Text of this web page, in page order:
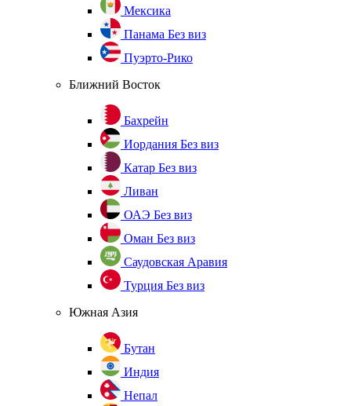
Мексика
Панама Без виз
Пуэрто-Рико
Ближний Восток
Бахрейн
Иордания Без виз
Катар Без виз
Ливан
ОАЭ Без виз
Оман Без виз
Саудовская Аравия
Турция Без виз
Южная Азия
Бутан
Индия
Непал